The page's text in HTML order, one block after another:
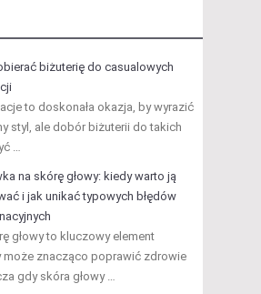
biżuterię do casualowych
to doskonała okazja, by wyrazić
styl, ale dobór biżuterii do takich
…
na skórę głowy: kiedy warto ją
i jak unikać typowych błędów
głowy to kluczowy element
może znacząco poprawić zdrowie
gdy skóra głowy …